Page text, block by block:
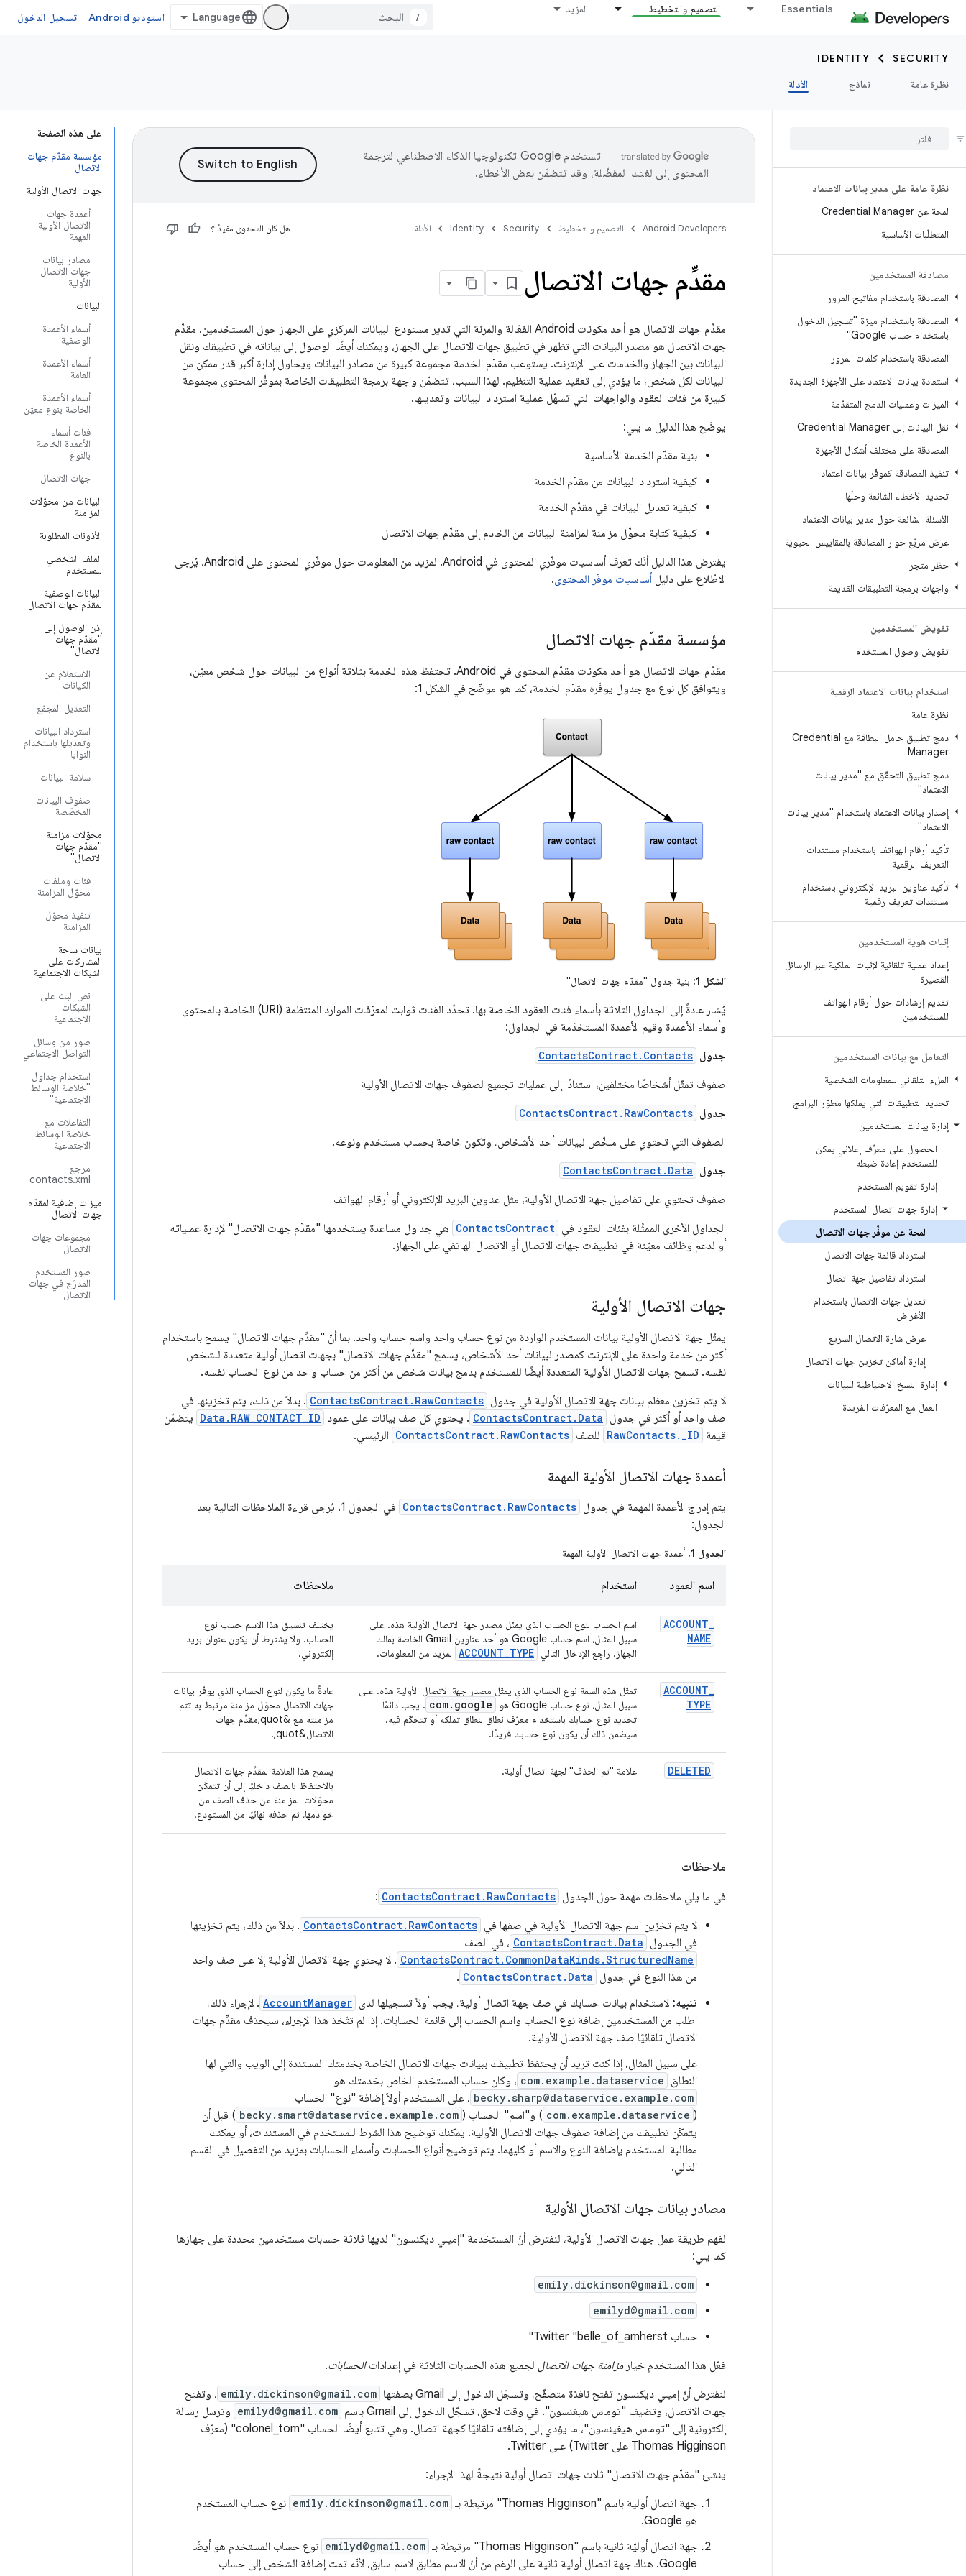
Essentials التصميم والتخطيط المزيد
/ استوديو Android تسجيل الدخول
SECURITY
IDENTITY
نظرة عامة
نماذج الأدلة
نظرة عامة على مدير بيانات الاعتماد
لمحة عن Credential Manager
المتطلّبات الأساسية
مصادقة المستخدمين
المصادقة باستخدام مفاتيح المرور
المصادقة باستخدام ميزة "تسجيل الدخول
باستخدام حساب Google"
المصادقة باستخدام كلمات المرور
استعادة بيانات الاعتماد على الأجهزة الجديدة
الميزات وعمليات الدمج المتقدّمة
نقل البيانات إلى Credential Manager
المصادقة على مختلف أشكال الأجهزة
تنفيذ المصادقة كموفّر بيانات اعتماد
تحديد الأخطاء الشائعة وحلّها
الأسئلة الشائعة حول مدير بيانات الاعتماد
عرض مربّع حوار المصادقة بالمقاييس الحيوية
حظر متجر
واجهات برمجة التطبيقات القديمة
تفويض المستخدمين
تفويض وصول المستخدم
استخدام بيانات الاعتماد الرقمية
نظرة عامة
دمج تطبيق حامل البطاقة مع Credential
Manager
دمج تطبيق التحقّق مع "مدير بيانات
الاعتماد"
إصدار بيانات الاعتماد باستخدام "مدير بيانات
الاعتماد"
تأكيد أرقام الهواتف باستخدام مستندات
التعريف الرقمية
تأكيد عناوين البريد الإلكتروني باستخدام
مستندات تعريف رقمية
إثبات هوية المستخدمين
إعداد عملية تلقائية لإثبات الملكية عبر الرسائل
القصيرة
تقديم إرشادات حول أرقام الهواتف
للمستخدمين
التعامل مع بيانات المستخدمين
الملء التلقائي للمعلومات الشخصية
تحديد التطبيقات التي يملكها مطوّر البرامج
إدارة بيانات المستخدمين
الحصول على معرِّف إعلاني يمكن
للمستخدم إعادة ضبطه
إدارة تقويم المستخدم
إدارة جهات اتصال المستخدم
لمحة عن موفِّر جهات الاتصال
استرداد قائمة جهات الاتصال
استرداد تفاصيل جهة اتصال
تعديل جهات الاتصال باستخدام
الأغراض
عرض شارة الاتصال السريع
إدارة أماكن تخزين جهات الاتصال
إدارة النسخ الاحتياطية للبيانات
العمل مع المعرّفات الفريدة
على هذه الصفحة
مؤسسة مقدّم جهات
الاتصال
جهات الاتصال الأولية
أعمدة جهات
الاتصال الأولية
المهمة
مصادر بيانات
جهات الاتصال
الأولية
البيانات
أسماء الأعمدة
الوصفية
أسماء الأعمدة
العامة
أسماء الأعمدة
الخاصة بنوع معيّن
فئات أسماء
الأعمدة الخاصة
بالنوع
جهات الاتصال
البيانات من محوّلات
المزامنة
الأذونات المطلوبة
الملف الشخصي
للمستخدم
البيانات الوصفية
لمقدّم جهات الاتصال
إذن الوصول إلى
"مقدّم جهات
الاتصال"
الاستعلام عن
الكيانات
التعديل المجمّع
استرداد البيانات
وتعديلها باستخدام
النوايا
سلامة البيانات
صفوف البيانات
المخصّصة
محوّلات مزامنة
"مقدّم جهات
الاتصال"
فئات وملفات
محوّل المزامنة
تنفيذ محوّل
المزامنة
بيانات ساحة
المشاركات على
الشبكات الاجتماعية
نص البث على
الشبكات
الاجتماعية
صور من وسائل
التواصل الاجتماعي
استخدام جداول
"خلاصة الوسائط
الاجتماعية"
التفاعلات مع
خلاصة الوسائط
الاجتماعية
مرجع
contacts.xml
ميزات إضافية لمقدّم
جهات الاتصال
مجموعات جهات
الاتصال
صور المستخدم
المدرَج في جهات
الاتصال
تستخدم Google تكنولوجيا الذكاء الاصطناعي لترجمة
المحتوى إلى لغتك المفضّلة، وقد تتضمّن بعض الأخطاء.
Android Developers التصميم والتخطيط Security
Identity الأدلة هل كان المحتوى مفيدًا؟
مقدِّم جهات الاتصال
مقدِّم جهات الاتصال هو أحد مكونات Android الفعّالة والمرنة التي تدير مستودع البيانات المركزي على الجهاز حول المستخدمين. مقدِّم
جهات الاتصال هو مصدر البيانات التي تظهر في تطبيق جهات الاتصال على الجهاز، ويمكنك أيضًا الوصول إلى بياناته في تطبيقك ونقل
البيانات بين الجهاز والخدمات على الإنترنت. يستوعب مقدّم الخدمة مجموعة كبيرة من مصادر البيانات ويحاول إدارة أكبر قدر ممكن من
البيانات لكل شخص، ما يؤدي إلى تعقيد عملية التنظيم. لهذا السبب، تتضمّن واجهة برمجة التطبيقات الخاصة بموفّر المحتوى مجموعة
كبيرة من فئات العقود والواجهات التي تسهّل عملية استرداد البيانات وتعديلها.
يوضّح هذا الدليل ما يلي:
بنية مقدّم الخدمة الأساسية
كيفية استرداد البيانات من مقدّم الخدمة
كيفية تعديل البيانات في مقدّم الخدمة
كيفية كتابة محوِّل مزامنة لمزامنة البيانات من الخادم إلى مقدِّم جهات الاتصال
يفترض هذا الدليل أنّك تعرف أساسيات موفّري المحتوى في Android. لمزيد من المعلومات حول موفّري المحتوى على Android، يُرجى
الاطّلاع على دليل أساسيات موفّر المحتوى.
مؤسسة مقدّم جهات الاتصال
مقدّم جهات الاتصال هو أحد مكونات مقدّم المحتوى في Android. تحتفظ هذه الخدمة بثلاثة أنواع من البيانات حول شخص معيّن،
ويتوافق كل نوع مع جدول يوفّره مقدّم الخدمة، كما هو موضّح في الشكل 1:
الشكل 1: بنية جدول "مقدّم جهات الاتصال"
يُشار عادةً إلى الجداول الثلاثة بأسماء فئات العقود الخاصة بها. تحدّد الفئات ثوابت لمعرّفات الموارد المنتظمة (URI) الخاصة بالمحتوى
وأسماء الأعمدة وقيم الأعمدة المستخدَمة في الجداول:
جدول ContactsContract.Contacts
صفوف تمثّل أشخاصًا مختلفين، استنادًا إلى عمليات تجميع لصفوف جهات الاتصال الأولية
جدول ContactsContract.RawContacts
الصفوف التي تحتوي على ملخّص لبيانات أحد الأشخاص، وتكون خاصة بحساب مستخدم ونوعه.
جدول ContactsContract.Data
صفوف تحتوي على تفاصيل جهة الاتصال الأولية، مثل عناوين البريد الإلكتروني أو أرقام الهواتف
الجداول الأخرى الممثَّلة بفئات العقود في ContactsContract هي جداول مساعدة يستخدمها "مقدِّم جهات الاتصال" لإدارة عملياته
أو لدعم وظائف معيّنة في تطبيقات جهات الاتصال أو الاتصال الهاتفي على الجهاز.
جهات الاتصال الأولية
يمثّل جهة الاتصال الأولية بيانات المستخدم الواردة من نوع حساب واحد واسم حساب واحد. بما أنّ "مقدِّم جهات الاتصال" يسمح باستخدام
أكثر من خدمة واحدة على الإنترنت كمصدر لبيانات أحد الأشخاص، يسمح "مقدِّم جهات الاتصال" بجهات اتصال أولية متعددة للشخص
نفسه. تسمح جهات الاتصال الأولية المتعددة أيضًا للمستخدم بدمج بيانات شخص من أكثر من حساب واحد من نوع الحساب نفسه.
لا يتم تخزين معظم بيانات جهة الاتصال الأولية في جدول ContactsContract.RawContacts . بدلاً من ذلك، يتم تخزينها في
صف واحد أو أكثر في جدول ContactsContract.Data . يحتوي كل صف بيانات على عمود Data.RAW_CONTACT_ID يتضمّن
قيمة RawContacts._ID للصف ContactsContract.RawContacts الرئيسي.
أعمدة جهات الاتصال الأولية المهمة
يتم إدراج الأعمدة المهمة في جدول ContactsContract.RawContacts
في الجدول 1. يُرجى قراءة الملاحظات التالية بعد
الجدول:
الجدول 1. أعمدة جهات الاتصال الأولية المهمة
اسم العمود استخدام ملاحظات
ACCOUNT_
NAME
اسم الحساب لنوع الحساب الذي يمثّل مصدر جهة الاتصال الأولية هذه. على
سبيل المثال، اسم حساب Google هو أحد عناوين Gmail الخاصة بمالك
الجهاز. راجِع الإدخال التالي
ACCOUNT_TYPE لمزيد من المعلومات.
يختلف تنسيق هذا الاسم حسب نوع
الحساب. ولا يشترط أن يكون عنوان بريد
إلكتروني.
ACCOUNT_
TYPE
تمثّل هذه السمة نوع الحساب الذي يمثّل مصدر جهة الاتصال الأولية هذه. على
سبيل المثال، نوع حساب Google هو
com. google
. يجب دائمًا
تحديد نوع حسابك باستخدام معرّف نطاق لنطاق تملكه أو تتحكّم فيه.
سيضمن ذلك أن يكون نوع حسابك فريدًا.
عادةً ما يكون لنوع الحساب الذي يوفّر بيانات
جهات الاتصال محوّل مزامنة مرتبط به تتم
مزامنته مع &quot;مقدِّم جهات
الاتصال&quot;.
DELETED علامة "تم الحذف" لجهة اتصال أولية.
يسمح هذا العلامة لمقدِّم جهات الاتصال
بالاحتفاظ بالصف داخليًا إلى أن تتمكّن
محوّلات المزامنة من حذف الصف من
خوادمها، ثم حذفه نهائيًا من المستودع.
ملاحظات
في ما يلي ملاحظات مهمة حول الجدول ContactsContract.RawContacts
:
لا يتم تخزين اسم جهة الاتصال الأولية في صفها في ContactsContract.RawContacts . بدلاً من ذلك، يتم تخزينها
في الجدول ContactsContract.Data ، في الصف
ContactsContract.CommonDataKinds.StructuredName . لا يحتوي جهة الاتصال الأولية إلا على صف واحد
من هذا النوع في جدول ContactsContract.Data
.
تنبيه: لاستخدام بيانات حسابك في صف جهة اتصال أولية، يجب أولاً تسجيلها لدى AccountManager . لإجراء ذلك،
اطلب من المستخدمين إضافة نوع الحساب واسم الحساب إلى قائمة الحسابات. إذا لم تتّخذ هذا الإجراء، سيحذف مقدِّم جهات
الاتصال تلقائيًا صف جهة الاتصال الأولية.
على سبيل المثال، إذا كنت تريد أن يحتفظ تطبيقك ببيانات جهات الاتصال الخاصة بخدمتك المستندة إلى الويب والتي لها
النطاق com.example.dataservice ، وكان حساب المستخدم الخاص بخدمتك هو
becky.sharp@dataservice.example.com ، على المستخدم أولاً إضافة "نوع" الحساب
(
com.example.dataservice ) و"اسم" الحساب ( becky.smart@dataservice.example.com ) قبل أن
يتمكّن تطبيقك من إضافة صفوف جهات الاتصال الأولية. يمكنك توضيح هذا الشرط للمستخدم في المستندات، أو يمكنك
مطالبة المستخدم بإضافة النوع والاسم أو كليهما. يتم توضيح أنواع الحسابات وأسماء الحسابات بمزيد من التفصيل في القسم
التالي.
مصادر بيانات جهات الاتصال الأولية
لفهم طريقة عمل جهات الاتصال الأولية، لنفترض أنّ المستخدمة "إميلي ديكنسون" لديها ثلاثة حسابات مستخدمين محددة على جهازها
كما يلي:
emily.dickinson@gmail.com
emilyd@gmail.com
حساب Twitter "belle_of_amherst"
فعّل هذا المستخدم خيار مزامنة جهات الاتصال لجميع هذه الحسابات الثلاثة في إعداداتالحسابات.
لنفترض أنّ إميلي ديكنسون تفتح نافذة متصفّح، وتسجّل الدخول إلى Gmail بصفتها
emily.dickinson@gmail.com ، وتفتح
جهات الاتصال، وتضيف "توماس هيغنسون". في وقت لاحق، تسجّل الدخول إلى Gmail باسم
emilyd@gmail.com وترسل رسالة
إلكترونية إلى "توماس هيغينسون"، ما يؤدي إلى إضافته تلقائيًا كجهة اتصال. وهي تتابع أيضًا الحساب "colonel_tom" (معرّف
Thomas Higginson على Twitter) على Twitter.
ينشئ "مقدّم جهات الاتصال" ثلاث جهات اتصال أولية نتيجةً لهذا الإجراء:
جهة اتصال أولية باسم "Thomas Higginson" مرتبطة بـ
emily.dickinson@gmail.com نوع حساب المستخدم
هو Google.
جهة اتصال أوليّة ثانية باسم "Thomas Higginson" مرتبطة بـ
emilyd@gmail.com نوع حساب المستخدم هو أيضًا
Google. هناك جهة اتصال أولية ثانية على الرغم من أنّ الاسم مطابق لاسم سابق، لأنّه تمت إضافة الشخص إلى حساب